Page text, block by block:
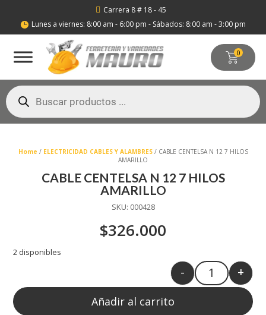
 Carrera 8 # 18 - 45
 Lunes a viernes: 8:00 am - 6:00 pm - Sábados: 8:00 am - 3:00 pm
0
Búsqueda
de
productos
Home / ELECTRICIDAD CABLES Y ALAMBRES/ CABLE CENTELSA N 12 7 HILOS
AMARILLO
CABLE CENTELSA N 12 7 HILOS
AMARILLO
SKU: 000428
$326.000
2 disponibles
Quantity
- +
Añadir al carrito